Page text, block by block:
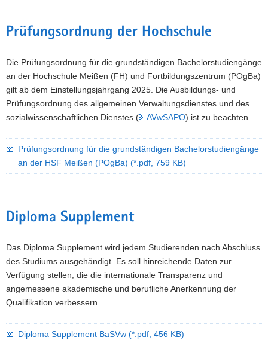
Prüfungsordnung der Hochschule
Die Prüfungsordnung für die grundständigen Bachelorstudiengänge
an der Hochschule Meißen (FH) und Fortbildungszentrum (POgBa)
gilt ab dem Einstellungsjahrgang 2025. Die Ausbildungs- und
Prüfungsordnung des allgemeinen Verwaltungsdienstes und des
sozialwissenschaftlichen Dienstes (
AVwSAPO) ist zu beachten.
Prüfungsordnung für die grundständigen Bachelorstudiengänge
an der HSF Meißen (POgBa) (*.pdf, 759 KB)
Diploma Supplement
Das Diploma Supplement wird jedem Studierenden nach Abschluss
des Studiums ausgehändigt. Es soll hinreichende Daten zur
Verfügung stellen, die die internationale Transparenz und
angemessene akademische und berufliche Anerkennung der
Qualifikation verbessern.
Diploma Supplement BaSVw (*.pdf, 456 KB)